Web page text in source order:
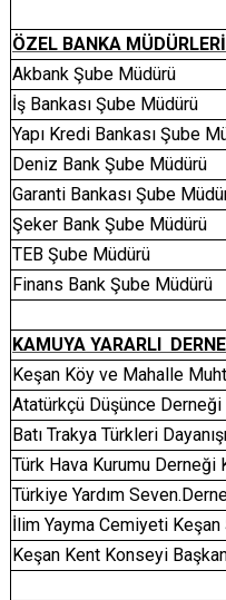
ÖZEL BANKA MÜDÜRLERİ
Akbank Şube Müdürü
İş Bankası Şube Müdürü
Yapı Kredi Bankası Şube
Deniz Bank Şube Müdürü
Garanti Bankası Şube
Şeker Bank Şube Müdürü
TEB Şube Müdürü
Finans Bank Şube Müdürü
KAMUYA YARARLI
Keşan Köy ve Mahalle
Atatürkçü Düşünce Derneği
Batı Trakya Türkleri
Türk Hava Kurumu Derneği
Türkiye Yardım
İlim Yayma Cemiyeti Keşan
Keşan Kent Konseyi